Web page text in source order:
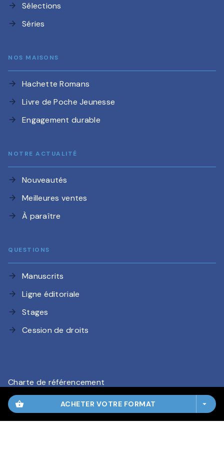
shopping_basket ACHETER VOTRE FORMAT arrow_drop_down
arrow_forward Sélections
arrow_forward Séries
NOS MAISONS
arrow_forward Hachette Romans
arrow_forward Livre de Poche Jeunesse
arrow_forward Engagement durable
NOTRE ACTUALITÉ
arrow_forward Nouveautés
arrow_forward Meilleures ventes
arrow_forward À paraître
QUESTIONS
arrow_forward Manuscrits
arrow_forward Ligne éditoriale
arrow_forward Stages
arrow_forward Cession de droits
Charte de référencement
CGU
Charte des Données Personnelles
Mentions légales